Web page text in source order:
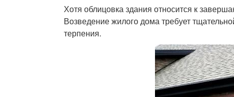
Хотя облицовка здания относится к
Возведение жилого дома требует
терпения.